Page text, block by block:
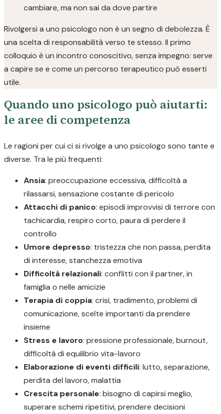
cambiare, ma non sai da dove partire
Rivolgersi a uno psicologo non è un segno di debolezza. È
una scelta di responsabilità verso te stesso. Il primo
colloquio è un incontro conoscitivo, senza impegno: serve
a capire se e come un percorso terapeutico può esserti
utile.
Quando uno psicologo può aiutarti:
le aree di competenza
Le ragioni per cui ci si rivolge a uno psicologo sono tante e
diverse. Tra le più frequenti:
Ansia: preoccupazione eccessiva, difficoltà a
rilassarsi, sensazione costante di pericolo
Attacchi di panico: episodi improvvisi di terrore con
tachicardia, respiro corto, paura di perdere il
controllo
Umore depresso: tristezza che non passa, perdita
di interesse, stanchezza emotiva
Difficoltà relazionali: conflitti con il partner, in
famiglia o nelle amicizie
Terapia di coppia: crisi, tradimento, problemi di
comunicazione, scelte importanti da prendere
insieme
Stress e lavoro: pressione professionale, burnout,
difficoltà di equilibrio vita-lavoro
Elaborazione di eventi difficili: lutto, separazione,
perdita del lavoro, malattia
Crescita personale: bisogno di capirsi meglio,
superare schemi ripetitivi, prendere decisioni